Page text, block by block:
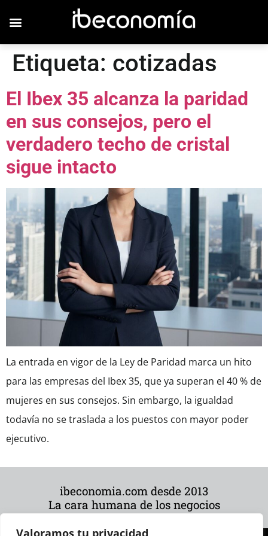
Valoramos tu privacidad
Etiqueta: cotizadas
El Ibex 35 alcanza la paridad
en sus consejos, pero el
verdadero techo de cristal
sigue intacto
La entrada en vigor de la Ley de Paridad marca un hito
para las empresas del Ibex 35, que ya superan el 40 % de
mujeres en sus consejos. Sin embargo, la igualdad
todavía no se traslada a los puestos con mayor poder
ejecutivo.
ibeconomia.com desde 2013
La cara humana de los negocios